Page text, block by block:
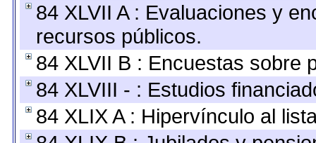
84 XLVII A : Evaluaciones y
recursos públicos.
84 XLVII B : Encuestas sobre
84 XLVIII - : Estudios
84 XLIX A : Hipervínculo al